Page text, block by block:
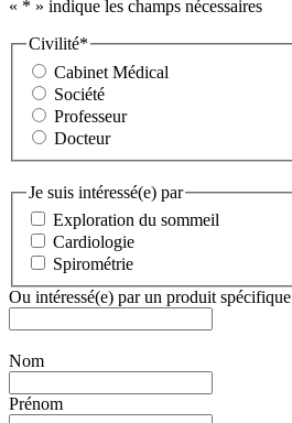
« * » indique les champs nécessaires
Civilité*
Cabinet Médical
Société
Professeur
Docteur
Je suis intéressé(e) par
Exploration du sommeil
Cardiologie
Spirométrie
Ou intéressé(e) par un produit spécifique
Nom
Prénom